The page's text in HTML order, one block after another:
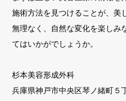
施術方法を見つけることが、美
無理なく、自然な変化を楽しみ
てはいかがでしょうか。
杉本美容形成外科
兵庫県神戸市中央区琴ノ緒町５